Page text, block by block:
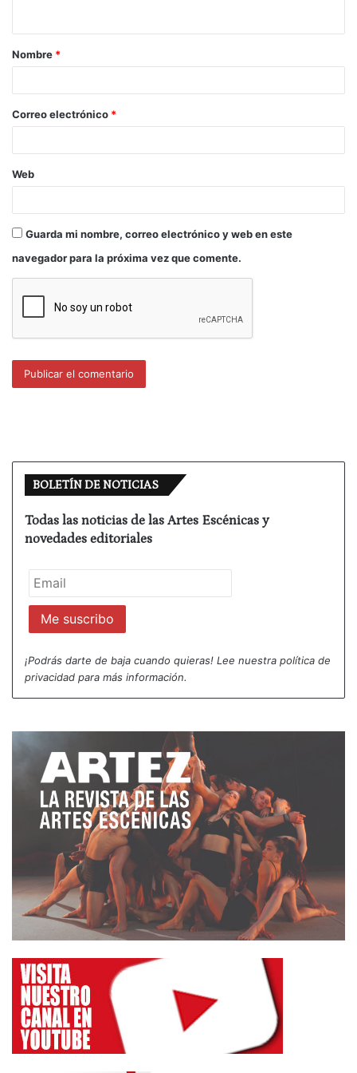
vuelve adicta a mentir compulsivamente.
en el mundo, Diana se encontrará delante de la
madre.
Nombre *
Correo electrónico *
Web
Guarda mi nombre, correo electrónico y web en este
navegador para la próxima vez que comente.
BOLETÍN DE NOTICIAS
Todas las noticias de las Artes Escénicas y
novedades editoriales
¡Podrás darte de baja cuando quieras! Lee nuestra política de
privacidad para más información.